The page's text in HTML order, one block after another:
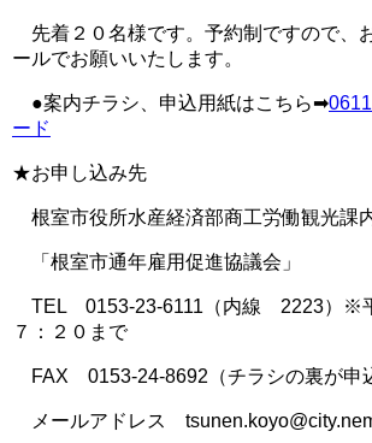
先着２０名様です。予約制ですので、
ールでお願いいたします。
●案内チラシ、申込用紙はこちら➡
ード
★お申し込み先
根室市役所水産経済部商工労働観光課
「根室市通年雇用促進協議会」
TEL 0153-23-6111（内線 2223）※平
７：２０まで
FAX 0153-24-8692（チラシの裏が申
メールアドレス